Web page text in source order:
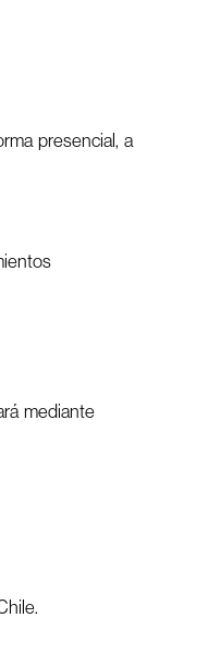
presencial, a
mediante